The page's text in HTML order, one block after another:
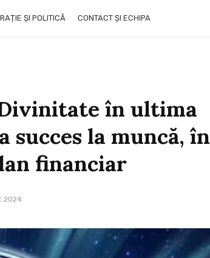
ȘI POLITICĂ CONTACT ȘI ECHIPA
în ultima
succes la muncă, în
financiar
2024